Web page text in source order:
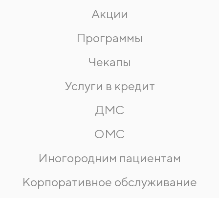
Акции
Программы
Чекапы
Услуги в кредит
ДМС
ОМС
Иногородним пациентам
Корпоративное обслуживание